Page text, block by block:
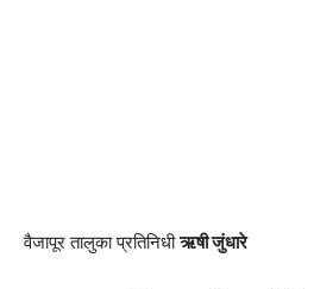
वैजापूर तालुका प्रतिनिधीऋषी जुंधारे